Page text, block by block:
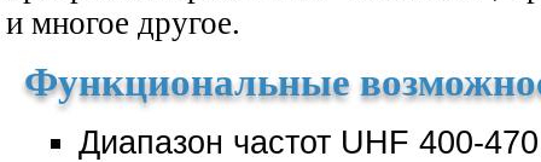
и многое другое.
Функциональные
Диапазон частот UHF 400-